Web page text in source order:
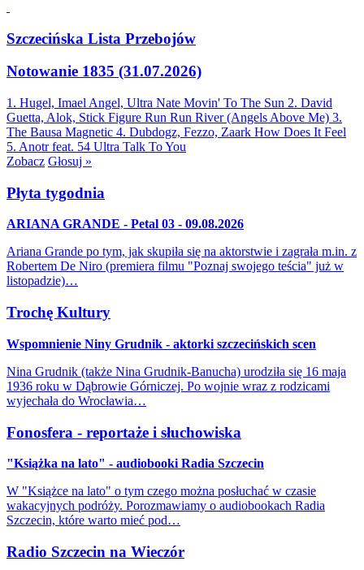
Szczecińska Lista Przebojów
Notowanie 1835 (31.07.2026)
1. Hugel, Imael Angel, Ultra Nate Movin' To The Sun 2. David
Guetta, Alok, Stick Figure Run Run River (Angels Above Me) 3.
The Bausa Magnetic 4. Dubdogz, Fezzo, Zaark How Does It Feel
5. Anotr feat. 54 Ultra Talk To You
Zobacz Głosuj »
Płyta tygodnia
ARIANA GRANDE - Petal 03 - 09.08.2026
Ariana Grande po tym, jak skupiła się na aktorstwie i zagrała m.in. z
Robertem De Niro (premiera filmu "Poznaj swojego teścia" już w
listopadzie)…
Trochę Kultury
Wspomnienie Niny Grudnik - aktorki szczecińskich scen
Nina Grudnik (także Nina Grudnik-Banucha) urodziła się 16 maja
1936 roku w Dąbrowie Górniczej. Po wojnie wraz z rodzicami
wyjechała do Wrocławia…
Fonosfera - reportaże i słuchowiska
"Książka na lato" - audiobooki Radia Szczecin
W "Książce na lato" o tym czego można posłuchać w czasie
wakacyjnych podróży. Porozmawiamy o audiobookach Radia
Szczecin, które warto mieć pod…
Radio Szczecin na Wieczór